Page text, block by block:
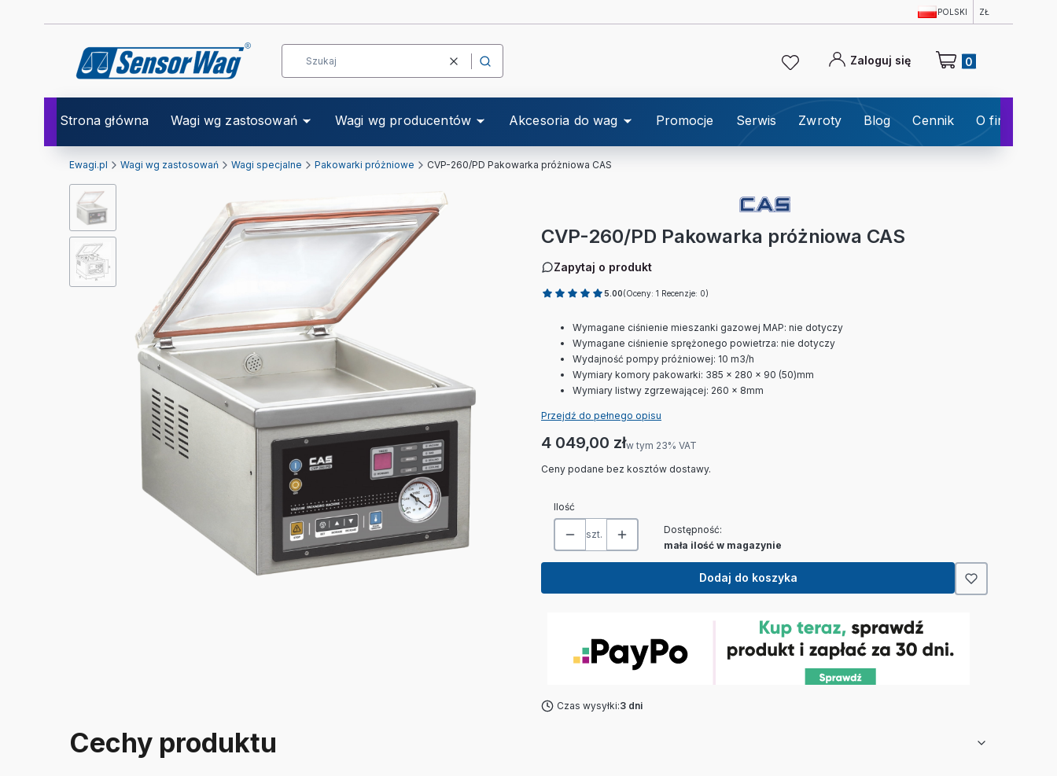
POLSKI ZŁ
WyczyśćSzukaj
Zaloguj się Produkty w koszyku:
Strona główna Wagi wg zastosowań Wagi wg producentów Akcesoria do wag Promocje Serwis Zwroty Blog Cennik O firmie
Ewagi.pl Wagi wg zastosowań Wagi specjalne Pakowarki próżniowe CVP-260/PD Pakowarka próżniowa CAS
CVP-260/PD Pakowarka próżniowa CAS
Zapytaj o produkt
5.00(Oceny: 1 Recenzje: 0)
Wymagane ciśnienie mieszanki gazowej MAP: nie dotyczy
Wymagane ciśnienie sprężonego powietrza: nie dotyczy
Wydajność pompy próżniowej: 10 m3/h
Wymiary komory pakowarki: 385 x 280 x 90 (50)mm
Wymiary listwy zgrzewającej: 260 x 8mm
Przejdź do pełnego opisu
Cena
4 049,00 złw tym 23% VAT
w tym 23% VAT
Ceny podane bez kosztów dostawy.
Ilość
szt.
Dostępność:
mała ilość w magazynie
Dodaj do koszyka
Czas wysyłki:3 dni
Cechy produktu